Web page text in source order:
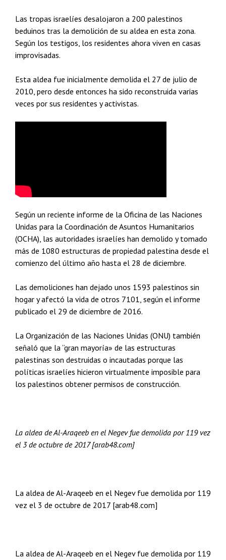
Las tropas israelíes desalojaron a 200 palestinos
beduinos tras la demolición de su aldea en esta zona.
Según los testigos, los residentes ahora viven en casas
improvisadas.
Esta aldea fue inicialmente demolida el 27 de julio de
2010, pero desde entonces ha sido reconstruida varias
veces por sus residentes y activistas.
Según un reciente informe de la Oficina de las Naciones
Unidas para la Coordinación de Asuntos Humanitarios
(OCHA), las autoridades israelíes han demolido y tomado
más de 1080 estructuras de propiedad palestina desde el
comienzo del último año hasta el 28 de diciembre.
Las demoliciones han dejado unos 1593 palestinos sin
hogar y afectó la vida de otros 7101, según el informe
publicado el 29 de diciembre de 2016.
La Organización de las Naciones Unidas (ONU) también
señaló que la “gran mayoría» de las estructuras
palestinas son destruidas o incautadas porque las
políticas israelíes hicieron virtualmente imposible para
los palestinos obtener permisos de construcción.
La aldea de Al-Araqeeb en el Negev fue demolida por 119 vez
el 3 de octubre de 2017 [arab48.com]
La aldea de Al-Araqeeb en el Negev fue demolida por 119
vez el 3 de octubre de 2017 [arab48.com]
La aldea de Al-Araqeeb en el Negev fue demolida por 119